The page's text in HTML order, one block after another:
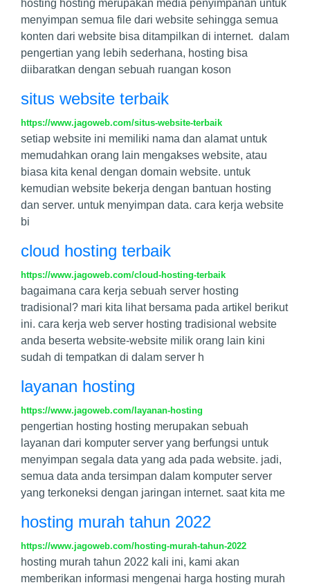
hosting hosting merupakan media penyimpanan untuk
menyimpan semua file dari website sehingga semua
konten dari website bisa ditampilkan di internet. dalam
pengertian yang lebih sederhana, hosting bisa
diibaratkan dengan sebuah ruangan koson
situs website terbaik
https://www.jagoweb.com/situs-website-terbaik
setiap website ini memiliki nama dan alamat untuk
memudahkan orang lain mengakses website, atau
biasa kita kenal dengan domain website. untuk
kemudian website bekerja dengan bantuan hosting
dan server. untuk menyimpan data. cara kerja website
bi
cloud hosting terbaik
https://www.jagoweb.com/cloud-hosting-terbaik
bagaimana cara kerja sebuah server hosting
tradisional? mari kita lihat bersama pada artikel berikut
ini. cara kerja web server hosting tradisional website
anda beserta website-website milik orang lain kini
sudah di tempatkan di dalam server h
layanan hosting
https://www.jagoweb.com/layanan-hosting
pengertian hosting hosting merupakan sebuah
layanan dari komputer server yang berfungsi untuk
menyimpan segala data yang ada pada website. jadi,
semua data anda tersimpan dalam komputer server
yang terkoneksi dengan jaringan internet. saat kita me
hosting murah tahun 2022
https://www.jagoweb.com/hosting-murah-tahun-2022
hosting murah tahun 2022 kali ini, kami akan
memberikan informasi mengenai harga hosting murah